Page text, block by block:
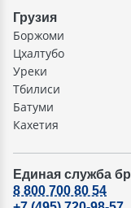
Грузия
Боржоми
Цхалтубо
Уреки
Тбилиси
Батуми
Кахетия
Единая служба
8 800 700 80 54